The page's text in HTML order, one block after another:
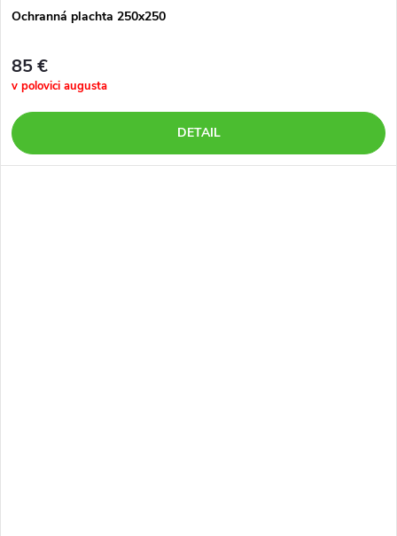
Ochranná plachta 250x250
85 €
v polovici augusta
DETAIL